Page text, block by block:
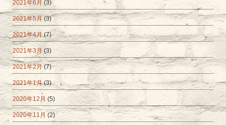
2021年6月 (3)
2021年5月(3)
2021年4月(7)
2021年3月(3)
2021年2月(7)
2021年1月(3)
2020年12月 (5)
2020年11月 (2)